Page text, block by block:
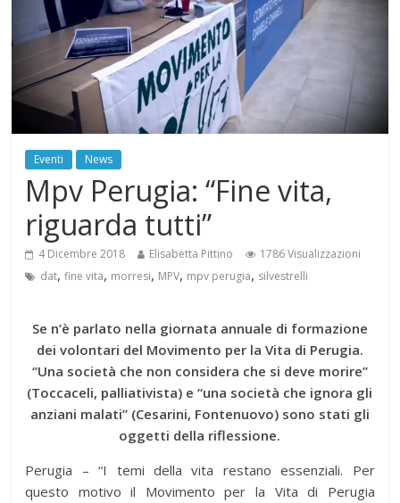
Eventi News
Mpv Perugia: “Fine vita,
riguarda tutti”
4 Dicembre 2018 Elisabetta Pittino
1786 Visualizzazioni
dat,fine vita, morresi, MPV, mpv perugia, silvestrelli
Se n’è parlato nella giornata annuale di formazione
dei volontari del Movimento per la Vita di Perugia.
“Una società che non considera che si deve morire”
(Toccaceli, palliativista) e “una società che ignora gli
anziani malati” (Cesarini, Fontenuovo) sono stati gli
oggetti della riflessione.
Perugia – “I temi della vita restano essenziali. Per
questo motivo il Movimento per la Vita di Perugia